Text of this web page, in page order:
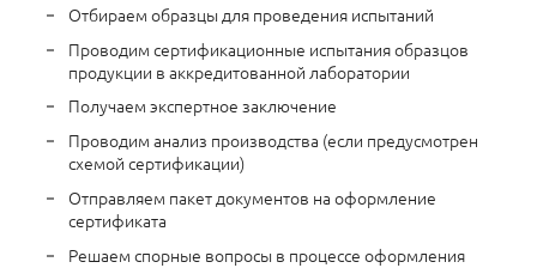
Отбираем образцы для проведения испытаний
Проводим сертификационные испытания образцов
продукции в аккредитованной лаборатории
Получаем экспертное заключение
Проводим анализ производства (если предусмотрен
схемой сертификации)
Отправляем пакет документов на оформление
сертификата
Решаем спорные вопросы в процессе оформления